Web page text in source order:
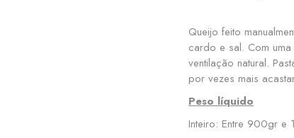
Queijo feito
cardo e sal. Com
ventilação natural.
por vezes mais
Peso líquido
Inteiro: Entre 900gr e